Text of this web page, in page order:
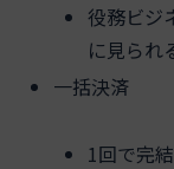
役務ビジ
に見られ
一括決済
1回で完